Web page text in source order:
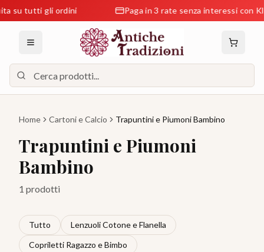
su tutti gli ordini Paga in 3 rate senza interessi con
Home Cartoni e Calcio Trapuntini e Piumoni Bambino
Trapuntini e Piumoni
Bambino
1 prodotti
Tutto
Lenzuoli Cotone e Flanella
Copriletti Ragazzo e Bimbo